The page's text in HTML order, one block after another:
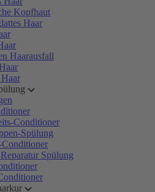
Kopfhaut
Haar
Haarausfall
Conditioner
Spülung
Spülung